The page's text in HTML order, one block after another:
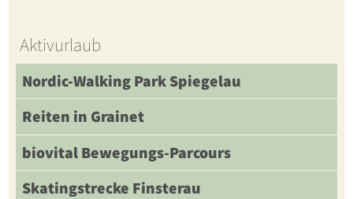
Aktivurlaub
Nordic-Walking Park Spiegelau
Reiten in Grainet
biovital Bewegungs-Parcours
Skatingstrecke Finsterau